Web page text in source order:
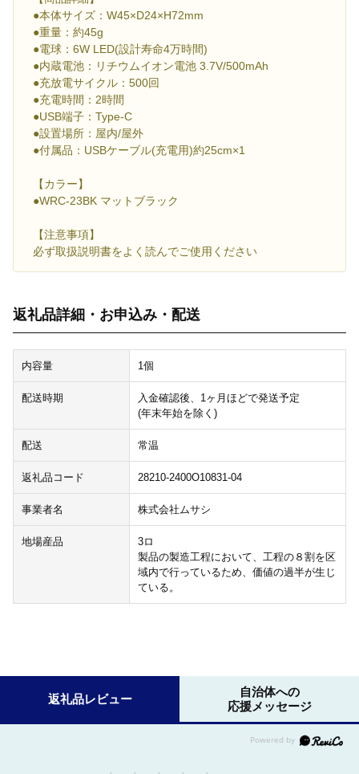
●本体サイズ：W45×D24×H72mm
●重量：約45g
●電球：6W LED(設計寿命4万時間)
●内蔵電池：リチウムイオン電池 3.7V/500mAh
●充放電サイクル：500回
●充電時間：2時間
●USB端子：Type-C
●設置場所：屋内/屋外
●付属品：USBケーブル(充電用)約25cm×1
【カラー】
●WRC-23BK マットブラック
【注意事項】
必ず取扱説明書をよく読んでご使用ください
返礼品詳細・お申込み・配送
内容量 1個
配送時期
入金確認後、1ヶ月ほどで発送予定
(年末年始を除く)
配送 常温
返礼品コード 28210-2400O10831-04
事業者名 株式会社ムサシ
地場産品
3ロ
製品の製造工程において、工程の８割を区
域内で行っているため、価値の過半が生じ
ている。
返礼品レビュー
自治体への
応援メッセージ